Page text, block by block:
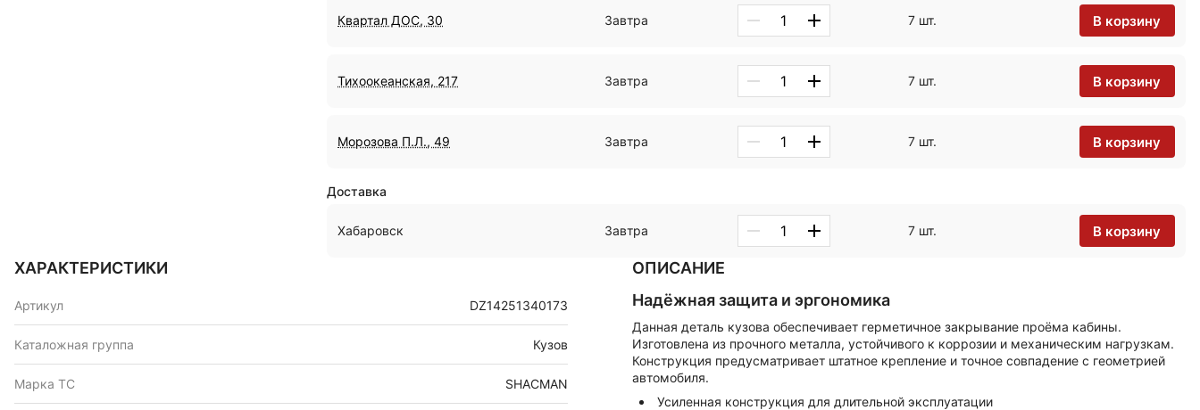
Квартал ДОС, 30 Завтра 7 шт. В корзину
Тихоокеанская, 217 Завтра 7 шт. В корзину
Морозова П.Л., 49 Завтра 7 шт. В корзину
Доставка
Хабаровск Завтра 7 шт. В корзину
ХАРАКТЕРИСТИКИ
Артикул DZ14251340173
Каталожная группа Кузов
Марка ТС SHACMAN
ОПИСАНИЕ
Надёжная защита и эргономика
Данная деталь кузова обеспечивает герметичное закрывание проёма кабины.
Изготовлена из прочного металла, устойчивого к коррозии и механическим нагрузкам.
Конструкция предусматривает штатное крепление и точное совпадение с геометрией
автомобиля.
Усиленная конструкция для длительной эксплуатации